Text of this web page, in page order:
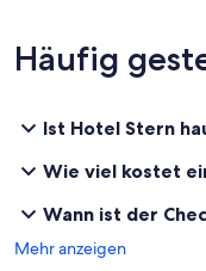
Häufig
Ist Hotel Stern
Wie viel kostet
Wann ist der
Mehr anzeigen